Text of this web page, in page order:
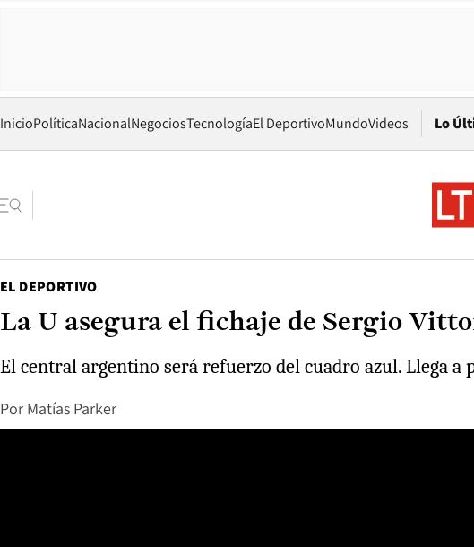
InicioPolíticaNacionalNegociosTecnologíaEl DeportivoMundoVideos Lo
EL DEPORTIVO
La U asegura el fichaje de Sergio
El central argentino será refuerzo del cuadro azul. Llega a
Por Matías Parker